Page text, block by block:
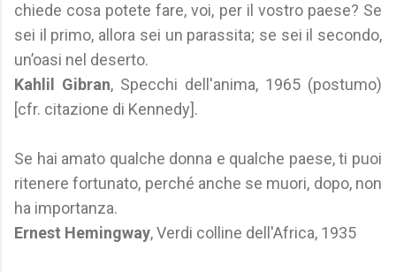
chiede cosa potete fare, voi, per il vostro paese? Se
sei il primo, allora sei un parassita; se sei il secondo,
un’oasi nel deserto.
Kahlil Gibran, Specchi dell'anima, 1965 (postumo)
[cfr. citazione di Kennedy].
Se hai amato qualche donna e qualche paese, ti puoi
ritenere fortunato, perché anche se muori, dopo, non
ha importanza.
Ernest Hemingway, Verdi colline dell'Africa, 1935